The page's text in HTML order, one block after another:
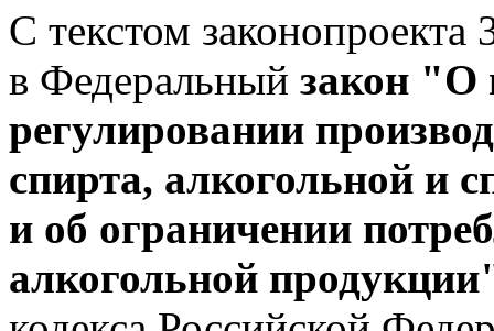
С текстом
в Федеральный закон "О
регулировании
спирта, алкогольной и
и об ограничении
алкогольной